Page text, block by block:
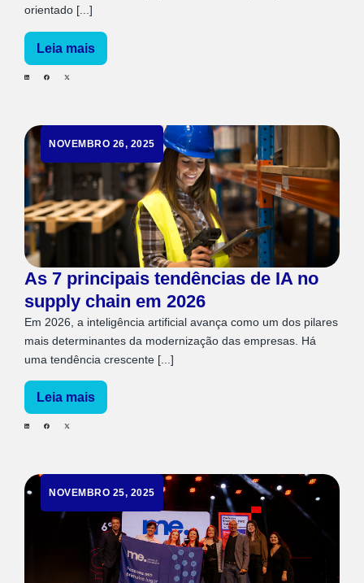
orientado [...]
Leia mais
NOVEMBRO 26, 2025
As 7 principais tendências de IA no
supply chain em 2026
Em 2026, a inteligência artificial avança como um dos pilares
mais determinantes da modernização das empresas. Há
uma tendência crescente [...]
Leia mais
NOVEMBRO 25, 2025